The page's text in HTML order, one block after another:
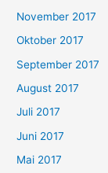
November 2017
Oktober 2017
September 2017
August 2017
Juli 2017
Juni 2017
Mai 2017